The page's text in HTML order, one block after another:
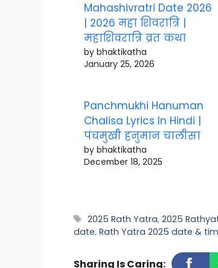
Mahashivratri Date 2026
| 2026 महा शिवरात्रि |
महाशिवरात्रि व्रत कथा
by bhaktikatha
January 25, 2026
Panchmukhi Hanuman
Chalisa Lyrics In Hindi |
पंचमुखी हनुमान चालीसा
by bhaktikatha
December 18, 2025
Tags
2025 Rath Yatra,2025
date, Rath Yatra 2025 date &
Sharing Is Caring: